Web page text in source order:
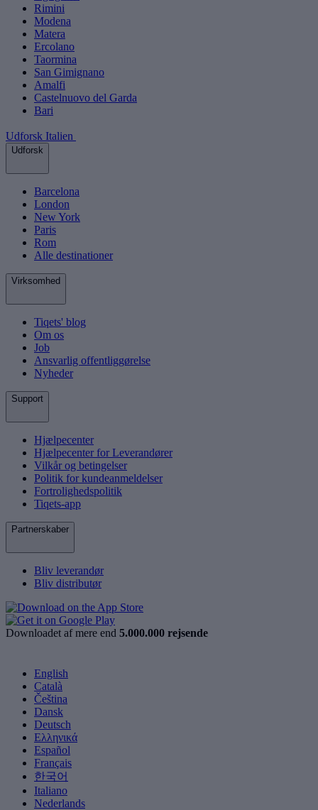
Rimini
Modena
Matera
Ercolano
Taormina
San Gimignano
Amalfi
Castelnuovo del Garda
Bari
Udforsk Italien
Udforsk
Barcelona
London
New York
Paris
Rom
Alle destinationer
Virksomhed
Tiqets' blog
Om os
Job
Ansvarlig offentliggørelse
Nyheder
Support
Hjælpecenter
Hjælpecenter for Leverandører
Vilkår og betingelser
Politik for kundeanmeldelser
Fortrolighedspolitik
Tiqets-app
Partnerskaber
Bliv leverandør
Bliv distributør
Downloadet af mere end 5.000.000 rejsende
English
Català
Čeština
Dansk
Deutsch
Ελληνικά
Español
Français
한국어
Italiano
Nederlands